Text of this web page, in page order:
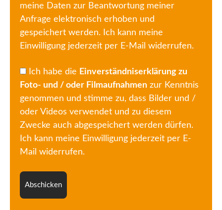
meine Daten zur Beantwortung meiner
Anfrage elektronisch erhoben und
gespeichert werden. Ich kann meine
Einwilligung jederzeit per E-Mail widerrufen.
Ich habe die Einverständniserklärung zu
Foto- und / oder Filmaufnahmen zur Kenntnis
genommen und stimme zu, dass Bilder und /
oder Videos verwendet und zu diesem
Zwecke auch abgespeichert werden dürfen.
Ich kann meine Einwilligung jederzeit per E-
Mail widerrufen.
Abschicken